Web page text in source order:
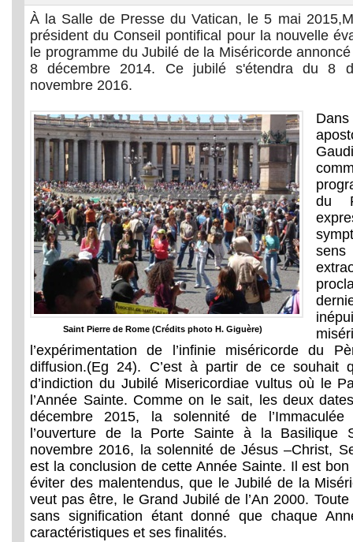
À la Salle de Presse du Vatican, le 5 mai
président du Conseil pontifical pour la nouvelle
le programme du Jubilé de la Miséricorde
8 décembre 2014. Ce jubilé s'étendra du 8
novembre 2016.
Saint Pierre de Rome (Crédits photo H. Giguère)
du
l’expérimentation de l’infinie miséricorde du
diffusion.(Eg 24). C’est à partir de ce souhait
d’indiction du Jubilé Misericordiae vultus où le
l’Année Sainte. Comme on le sait, les deux
décembre 2015, la solennité de l’Immaculée
l’ouverture de la Porte Sainte à la Basilique
novembre 2016, la solennité de Jésus –Christ,
est la conclusion de cette Année Sainte. Il est bon
éviter des malentendus, que le Jubilé de la
veut pas être, le Grand Jubilé de l’An 2000.
sans signification étant donné que chaque
caractéristiques et ses finalités.